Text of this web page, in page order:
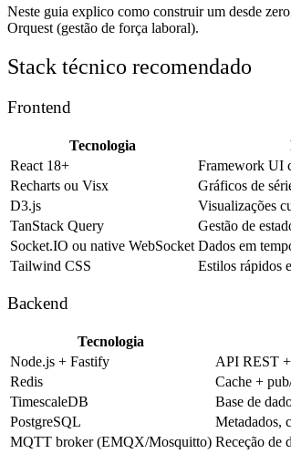
Neste guia explico como construir um desde
Orquest (gestão de força laboral).
Stack técnico recomendado
Frontend
Tecnologia
React 18+
Framework UI
Recharts ou Visx
Gráficos de
D3.js
Visualizações
TanStack Query
Gestão de
Socket.IO ou native WebSocket Dados em
Tailwind CSS
Estilos rápidos
Backend
Tecnologia
Node.js + Fastify
API REST
Redis
Cache +
TimescaleDB
Base de
PostgreSQL
Metadados,
MQTT broker (EMQX/Mosquitto) Receção de